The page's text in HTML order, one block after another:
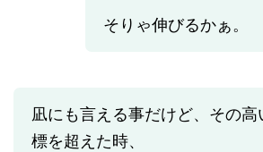
そりゃ伸びるかぁ。
凪にも言える事だけど、その高
標を超えた時、